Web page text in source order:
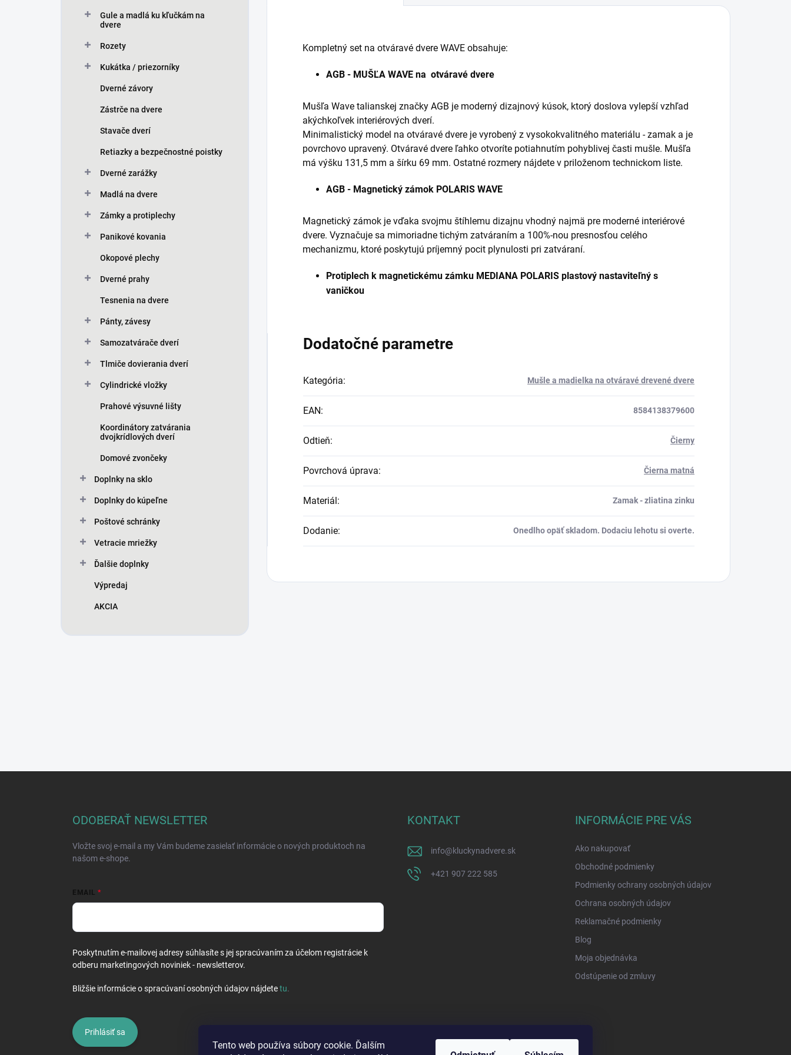
Tento web používa súbory cookie. Ďalším
Gule a madlá ku kľučkám na
dvere
Rozety
Kukátka / priezorníky
Dverné závory
Zástrče na dvere
Stavače dverí
Retiazky a bezpečnostné poistky
Dverné zarážky
Madlá na dvere
Zámky a protiplechy
Panikové kovania
Okopové plechy
Dverné prahy
Tesnenia na dvere
Pánty, závesy
Samozatvárače dverí
Tlmiče dovierania dverí
Cylindrické vložky
Prahové výsuvné lišty
Koordinátory zatvárania
dvojkrídlových dverí
Domové zvončeky
Doplnky na sklo
Doplnky do kúpeľne
Poštové schránky
Vetracie mriežky
Ďalšie doplnky
Výpredaj
AKCIA
Kompletný set na otváravé dvere WAVE obsahuje:
AGB - MUŠĽA WAVE na otváravé dvere
Mušľa Wave talianskej značky AGB je moderný dizajnový kúsok, ktorý doslova vylepší vzhľad
akýchkoľvek interiérových dverí.
Minimalistický model na otváravé dvere je vyrobený z vysokokvalitného materiálu - zamak a je
povrchovo upravený. Otváravé dvere ľahko otvoríte potiahnutím pohyblivej časti mušle. Mušľa
má výšku 131,5 mm a šírku 69 mm. Ostatné rozmery nájdete v priloženom technickom liste.
AGB - Magnetický zámok POLARIS WAVE
Magnetický zámok je vďaka svojmu štíhlemu dizajnu vhodný najmä pre moderné interiérové
dvere. Vyznačuje sa mimoriadne tichým zatváraním a 100%-nou presnosťou celého
mechanizmu, ktoré poskytujú príjemný pocit plynulosti pri zatváraní.
Protiplech k magnetickému zámku MEDIANA POLARIS plastový nastaviteľný s
vaničkou
Dodatočné parametre
Kategória: Mušle a madielka na otváravé drevené dvere
EAN: 8584138379600
Odtieň: Čierny
Povrchová úprava: Čierna matná
Materiál: Zamak - zliatina zinku
Dodanie: Onedlho opäť skladom. Dodaciu lehotu si overte.
ODOBERAŤ NEWSLETTER
Vložte svoj e-mail a my Vám budeme zasielať informácie o nových produktoch na
našom e-shope.
EMAIL
Poskytnutím e-mailovej adresy súhlasíte s jej spracúvaním za účelom registrácie k
odberu marketingových noviniek - newsletterov.
Bližšie informácie o spracúvaní osobných údajov nájdetetu.
Prihlásiť sa
KONTAKT
info@kluckynadvere.sk
+421 907 222 585
INFORMÁCIE PRE VÁS
Ako nakupovať
Obchodné podmienky
Podmienky ochrany osobných údajov
Ochrana osobných údajov
Reklamačné podmienky
Blog
Moja objednávka
Odstúpenie od zmluvy